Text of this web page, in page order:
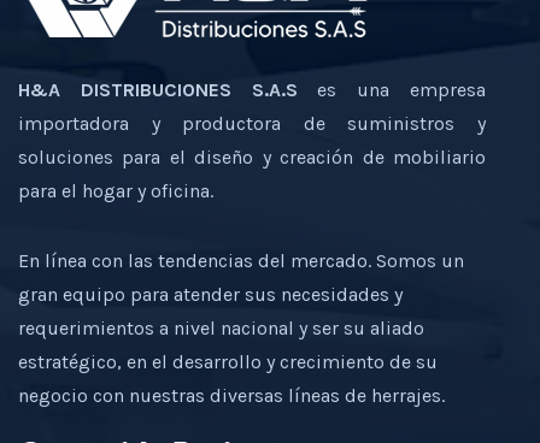
H&A DISTRIBUCIONES S.A.S es una empresa
importadora y productora de suministros y
soluciones para el diseño y creación de mobiliario
para el hogar y oficina.
En línea con las tendencias del mercado. Somos un
gran equipo para atender sus necesidades y
requerimientos a nivel nacional y ser su aliado
estratégico, en el desarrollo y crecimiento de su
negocio con nuestras diversas líneas de herrajes.